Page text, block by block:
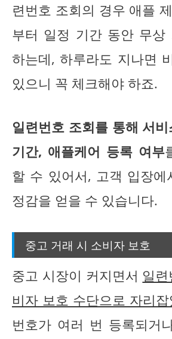
련번호 조회의 경우 애플
부터 일정 기간 동안 무상
하는데, 하루라도 지나면
있으니 꼭 체크해야 하죠.
일련번호 조회를 통해 서
기간, 애플케어 등록 여부
할 수 있어서, 고객 입장에
정감을 얻을 수 있습니다.
중고 거래 시 소비자 보호
중고 시장이 커지면서 일
비자 보호 수단으로 자리
번호가 여러 번 등록되거